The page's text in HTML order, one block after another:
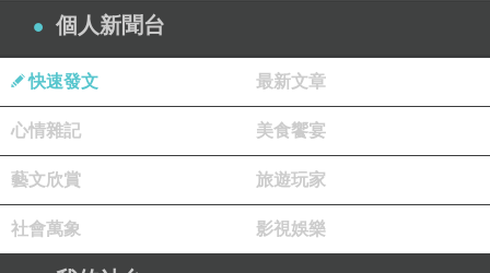
個人新聞台
快速發文 最新文章
心情雜記 美食饗宴
藝文欣賞 旅遊玩家
社會萬象 影視娛樂